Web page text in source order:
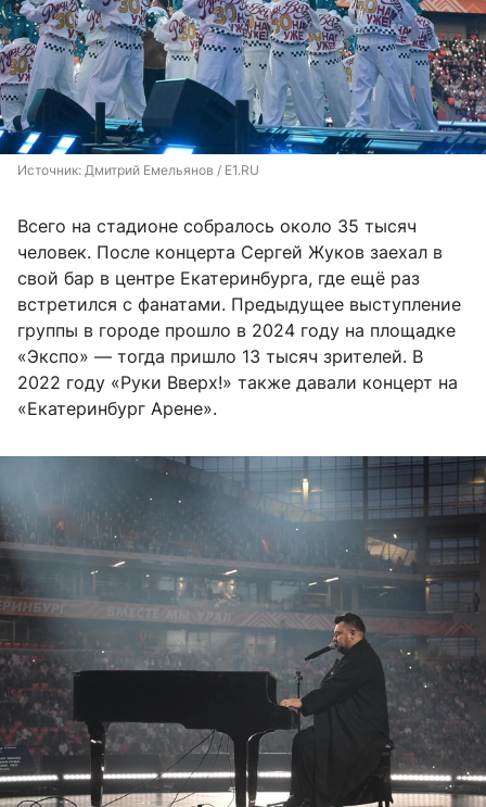
Источник: Дмитрий Емельянов / E1.RU
Всего на стадионе собралось около 35 тысяч
человек. После концерта Сергей Жуков заехал в
свой бар в центре Екатеринбурга, где ещё раз
встретился с фанатами. Предыдущее выступление
группы в городе прошло в 2024 году на площадке
«Экспо» — тогда пришло 13 тысяч зрителей. В
2022 году «Руки Вверх!» также давали концерт на
«Екатеринбург Арене».